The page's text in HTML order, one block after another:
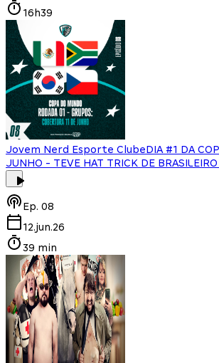
16h39
Jovem Nerd Esporte ClubeDIA #1 DA
JUNHO - TEVE HAT TRICK DE
Ep. 08
12.jun.26
39 min